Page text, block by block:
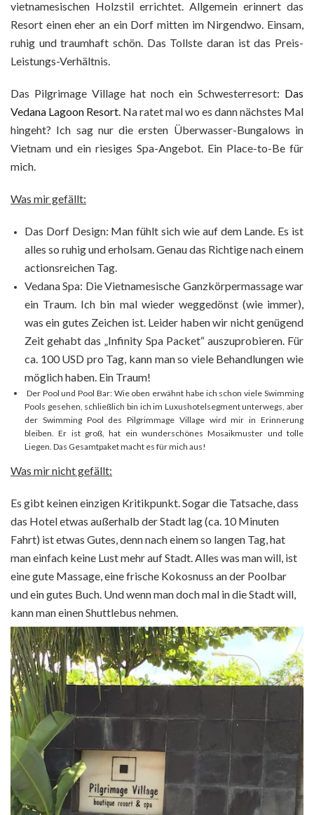
vietnamesischen Holzstil errichtet. Allgemein erinnert das
Resort einen eher an ein Dorf mitten im Nirgendwo. Einsam,
ruhig und traumhaft schön. Das Tollste daran ist das Preis-
Leistungs-Verhältnis.
Das Pilgrimage Village hat noch ein Schwesterresort: Das
Vedana Lagoon Resort. Na ratet mal wo es dann nächstes Mal
hingeht? Ich sag nur die ersten Überwasser-Bungalows in
Vietnam und ein riesiges Spa-Angebot. Ein Place-to-Be für
mich.
Was mir gefällt:
Das Dorf Design: Man fühlt sich wie auf dem Lande. Es ist
alles so ruhig und erholsam. Genau das Richtige nach einem
actionsreichen Tag.
Vedana Spa: Die Vietnamesische Ganzkörpermassage war
ein Traum. Ich bin mal wieder weggedönst (wie immer),
was ein gutes Zeichen ist. Leider haben wir nicht genügend
Zeit gehabt das „Infinity Spa Packet“ auszuprobieren. Für
ca. 100 USD pro Tag, kann man so viele Behandlungen wie
möglich haben. Ein Traum!
Der Pool und Pool Bar: Wie oben erwähnt habe ich schon viele Swimming
Pools gesehen, schließlich bin ich im Luxushotelsegment unterwegs, aber
der Swimming Pool des Pilgrimmage Village wird mir in Erinnerung
bleiben. Er ist groß, hat ein wunderschönes Mosaikmuster und tolle
Liegen. Das Gesamtpaket macht es für mich aus!
Was mir nicht gefällt:
Es gibt keinen einzigen Kritikpunkt. Sogar die Tatsache, dass
das Hotel etwas außerhalb der Stadt lag (ca. 10 Minuten
Fahrt) ist etwas Gutes, denn nach einem so langen Tag, hat
man einfach keine Lust mehr auf Stadt. Alles was man will, ist
eine gute Massage, eine frische Kokosnuss an der Poolbar
und ein gutes Buch. Und wenn man doch mal in die Stadt will,
kann man einen Shuttlebus nehmen.